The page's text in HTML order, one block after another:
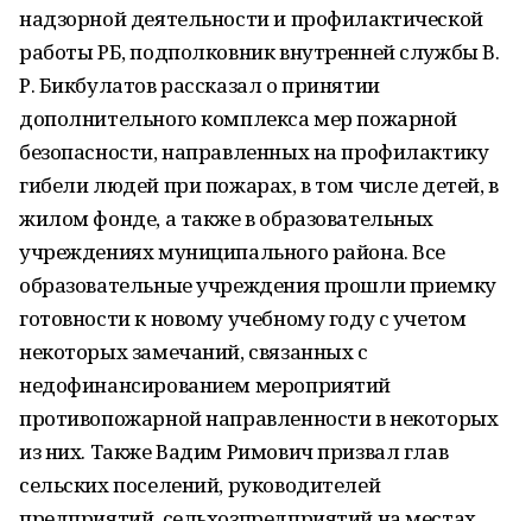
надзорной деятельности и профилактической
работы РБ, подполковник внутренней службы В.
Р. Бикбулатов рассказал о принятии
дополнительного комплекса мер пожарной
безопасности, направленных на профилактику
гибели людей при пожарах, в том числе детей, в
жилом фонде, а также в образовательных
учреждениях муниципального района. Все
образовательные учреждения прошли приемку
готовности к новому учебному году с учетом
некоторых замечаний, связанных с
недофинансированием мероприятий
противопожарной направленности в некоторых
из них. Также Вадим Римович призвал глав
сельских поселений, руководителей